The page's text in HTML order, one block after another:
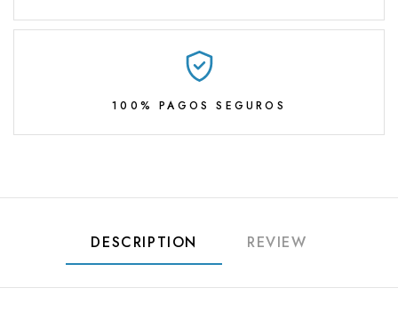
100% PAGOS SEGUROS
DESCRIPTION REVIEW